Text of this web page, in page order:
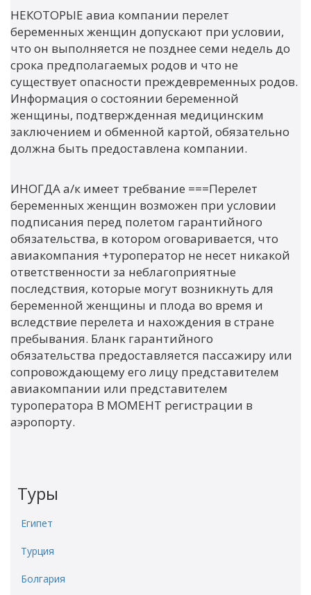
НЕКОТОРЫЕ авиа компании перелет
беременных женщин допускают при условии,
что он выполняется не позднее семи недель до
срока предполагаемых родов и что не
существует опасности преждевременных родов.
Информация о состоянии беременной
женщины, подтвержденная медицинским
заключением и обменной картой, обязательно
должна быть предоставлена компании.
ИНОГДА а/к имеет требвание ===Перелет
беременных женщин возможен при условии
подписания перед полетом гарантийного
обязательства, в котором оговаривается, что
авиакомпания +туроператор не несет никакой
ответственности за неблагоприятные
последствия, которые могут возникнуть для
беременной женщины и плода во время и
вследствие перелета и нахождения в стране
пребывания. Бланк гарантийного
обязательства предоставляется пассажиру или
сопровождающему его лицу представителем
авиакомпании или представителем
туроператора В МОМЕНТ регистрации в
аэропорту.
Туры
Египет
Турция
Болгария